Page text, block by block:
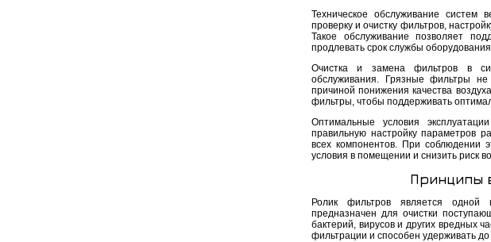
Техническое обслуживание систем
проверку и очистку фильтров,
Такое обслуживание позволяет
продлевать срок службы
Очистка и замена фильтров в
обслуживания. Грязные фильтры не
причиной понижения качества
фильтры, чтобы поддерживать
Оптимальные условия
правильную настройку параметров
всех компонентов. При соблюдении
условия в помещении и снизить риск
Принципы
Ролик фильтров является
предназначен для очистки
бактерий, вирусов и других вредных
фильтрации и способен удерживать